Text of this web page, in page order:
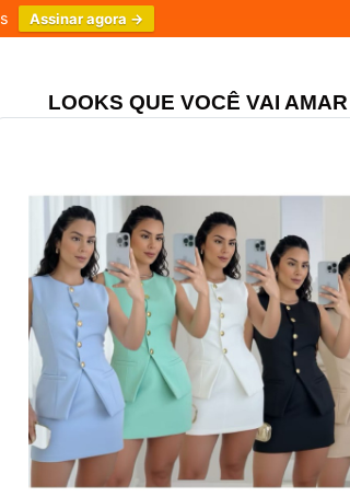
Assinar agora →
Longo Três Marias
4.8
LOOKS QUE VOCÊ VAI AMAR